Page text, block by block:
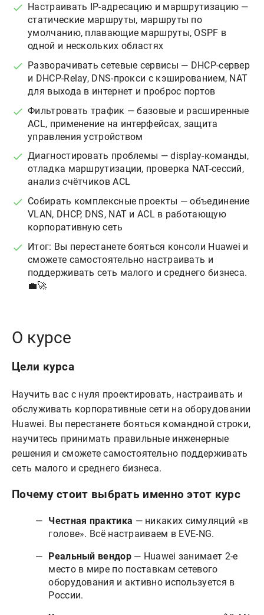
Настраивать IP-адресацию и маршрутизацию —
статические маршруты, маршруты по
умолчанию, плавающие маршруты, OSPF в
одной и нескольких областях
Разворачивать сетевые сервисы — DHCP-сервер
и DHCP-Relay, DNS-прокси с кэшированием, NAT
для выхода в интернет и проброс портов
Фильтровать трафик — базовые и расширенные
ACL, применение на интерфейсах, защита
управления устройством
Диагностировать проблемы — display-команды,
отладка маршрутизации, проверка NAT-сессий,
анализ счётчиков ACL
Собирать комплексные проекты — объединение
VLAN, DHCP, DNS, NAT и ACL в работающую
корпоративную сеть
Итог: Вы перестанете бояться консоли Huawei и
сможете самостоятельно настраивать и
поддерживать сеть малого и среднего бизнеса.
💼🚀
О курсе
Цели курса
Научить вас с нуля проектировать, настраивать и
обслуживать корпоративные сети на оборудовании
Huawei. Вы перестанете бояться командной строки,
научитесь принимать правильные инженерные
решения и сможете самостоятельно поддерживать
сеть малого и среднего бизнеса.
Почему стоит выбрать именно этот курс
Честная практика — никаких симуляций «в
голове». Всё настраиваем в EVE-NG.
Реальный вендор— Huawei занимает 2-е
место в мире по поставкам сетевого
оборудования и активно используется в
России.